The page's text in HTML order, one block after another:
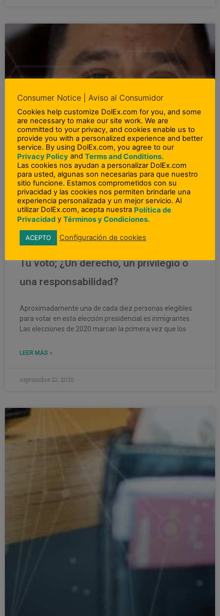
Tu voto; ¿Un derecho, un privilegio o
una responsabilidad?
Aproximadamente una de cada diez personas elegibles
para votar en esta elección presidencial es inmigrantes.
Las elecciones de 2020 marcan la primera vez que los
LEER MÁS »
septiembre 21, 2020
Consumer Notice | Aviso al Consumidor
Cookies help customize DolEx.com for you, and some
are necessary to make our site work. We are
committed to your privacy, and cookies enable us to
provide you with a personalized experience and better
service. By using DolEx.com, you agree to our
Privacy Policy and Terms and Conditions.
Las cookies nos ayudan a personalizar DolEx.com
para usted, algunas son necesarias para que nuestro
sitio funcione. Estamos comprometidos con su
privacidad y las cookies nos permiten brindarle una
experiencia personalizada y un mejor servicio. Al
utilizar DolEx.com, acepta nuestra Política de
Privacidad y Términos y Condiciones.
ACEPTO Configuración de cookies